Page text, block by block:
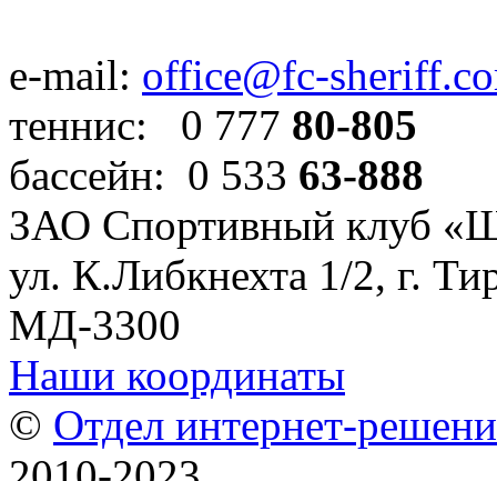
e-mail: office@fc-
теннис: 0 777 80-805
бассейн: 0 533 63-888
ЗАО Спортивный клуб
ул. К.Либкнехта 1/2, г.
МД-3300
Наши координаты
© Отдел интернет-